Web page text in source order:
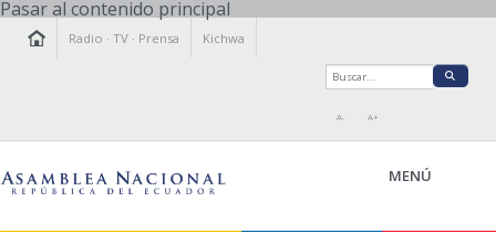
Pasar al contenido principal
Radio ·TV · Prensa Kichwa
A- A+
MENÚ